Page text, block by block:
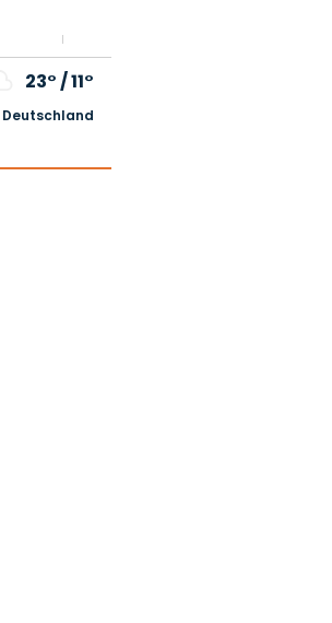
23°/11°